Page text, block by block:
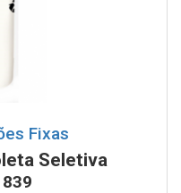
Fixas
Seletiva